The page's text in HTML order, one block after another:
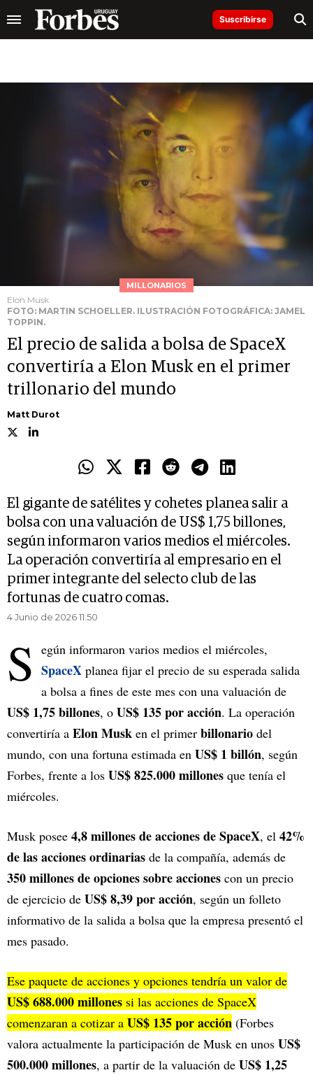
Suscribirse
MILLONARIOS
Elon Musk.
FOTO: MARTIN SCHOELLER. ILUSTRACIÓN FOTOGRÁFICA: JAMEL
TOPPIN.
El precio de salida a bolsa de SpaceX
convertiría a Elon Musk en el primer
trillonario del mundo
Matt Durot
El gigante de satélites y cohetes planea salir a
bolsa con una valuación de US$ 1,75 billones,
según informaron varios medios el miércoles.
La operación convertiría al empresario en el
primer integrante del selecto club de las
fortunas de cuatro comas.
4 Junio de 2026 11.50
S egún informaron varios medios el miércoles,
SpaceX planea fijar el precio de su esperada salida
a bolsa a fines de este mes con una valuación de
US$ 1,75 billones, o US$ 135 por acción. La operación
convertiría a Elon Musk en el primer billonario del
mundo, con una fortuna estimada en US$ 1 billón, según
Forbes, frente a los US$ 825.000 millones que tenía el
miércoles.
Musk posee 4,8 millones de acciones de SpaceX, el 42%
de las acciones ordinarias de la compañía, además de
350 millones de opciones sobre acciones con un precio
de ejercicio de US$ 8,39 por acción, según un folleto
informativo de la salida a bolsa que la empresa presentó el
mes pasado.
Ese paquete de acciones y opciones tendría un valor de
US$ 688.000 millones si las acciones de SpaceX
comenzaran a cotizar a US$ 135 por acción (Forbes
valora actualmente la participación de Musk en unos US$
500.000 millones, a partir de la valuación de US$ 1,25